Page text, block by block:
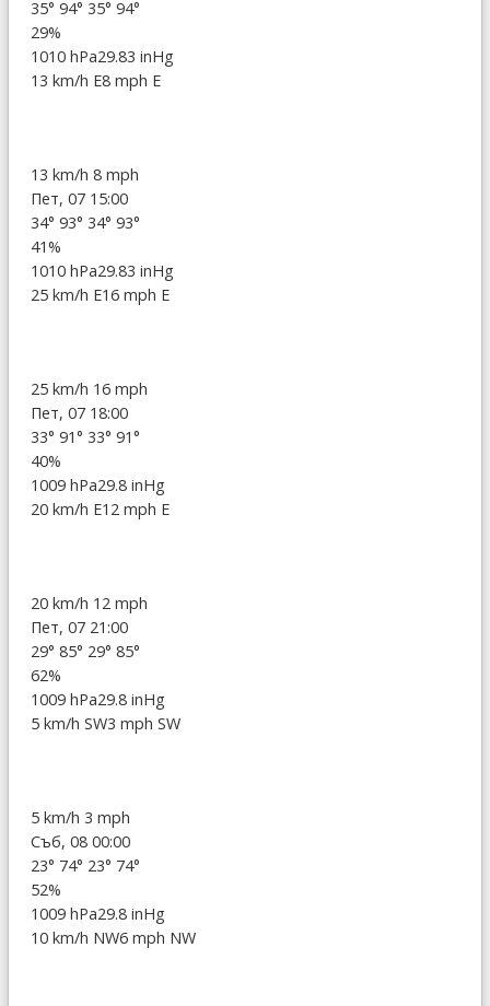
35° 94° 35° 94°
29%
1010 hPa29.83 inHg
13 km/h E8 mph E
13 km/h 8 mph
Пет, 07 15:00
34° 93° 34° 93°
41%
1010 hPa29.83 inHg
25 km/h E16 mph E
25 km/h 16 mph
Пет, 07 18:00
33° 91° 33° 91°
40%
1009 hPa29.8 inHg
20 km/h E12 mph E
20 km/h 12 mph
Пет, 07 21:00
29° 85° 29° 85°
62%
1009 hPa29.8 inHg
5 km/h SW3 mph SW
5 km/h 3 mph
Съб, 08 00:00
23° 74° 23° 74°
52%
1009 hPa29.8 inHg
10 km/h NW6 mph NW